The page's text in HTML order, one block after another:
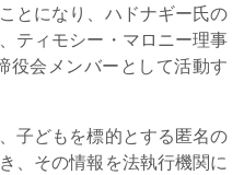
とになり、ハドナギー氏の
ティモシー・マロニー理事
役会メンバーとして活動す
子どもを標的とする匿名の
、その情報を法執行機関に